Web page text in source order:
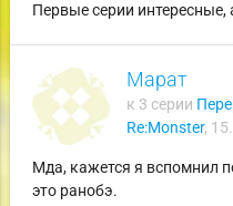
Первые серии интересные,
Марат
к 3 серии
Re:Monster,
Мда, кажется я вспомнил
это ранобэ.